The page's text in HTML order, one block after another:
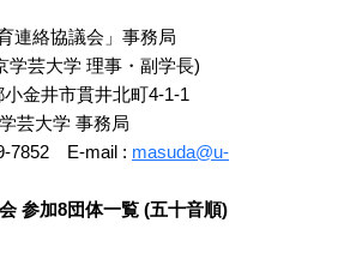
連絡協議会」事務局
学芸大学 理事・副学長)
金井市貫井北町4-1-1
芸大学 事務局
7852 E-mail : masuda@u-
参加8団体一覧 (五十音順)